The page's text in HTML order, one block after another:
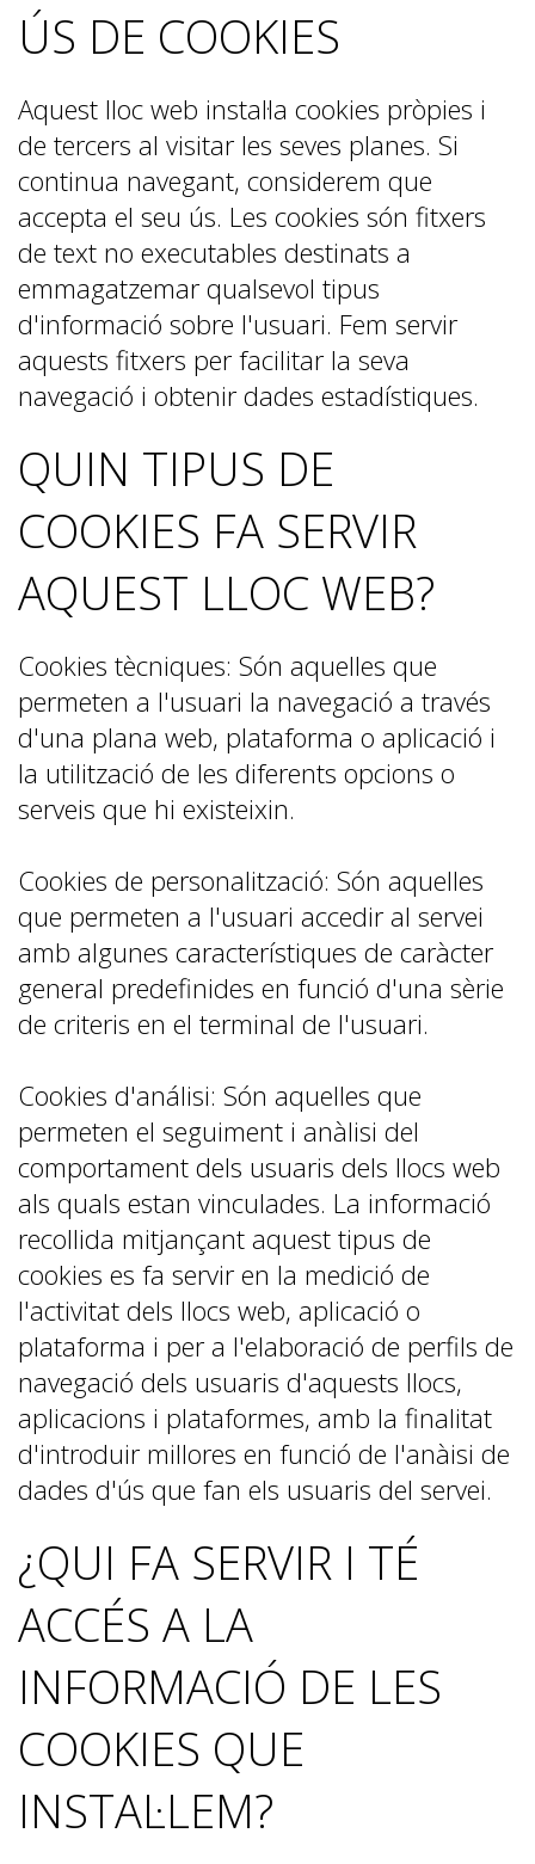
ÚS DE COOKIES
Aquest lloc web instal·la cookies pròpies i
de tercers al visitar les seves planes. Si
continua navegant, considerem que
accepta el seu ús. Les cookies són fitxers
de text no executables destinats a
emmagatzemar qualsevol tipus
d'informació sobre l'usuari. Fem servir
aquests fitxers per facilitar la seva
navegació i obtenir dades estadístiques.
QUIN TIPUS DE
COOKIES FA SERVIR
AQUEST LLOC WEB?
Cookies tècniques: Són aquelles que
permeten a l'usuari la navegació a través
d'una plana web, plataforma o aplicació i
la utilització de les diferents opcions o
serveis que hi existeixin.
Cookies de personalització: Són aquelles
que permeten a l'usuari accedir al servei
amb algunes característiques de caràcter
general predefinides en funció d'una sèrie
de criteris en el terminal de l'usuari.
Cookies d'análisi: Són aquelles que
permeten el seguiment i anàlisi del
comportament dels usuaris dels llocs web
als quals estan vinculades. La informació
recollida mitjançant aquest tipus de
cookies es fa servir en la medició de
l'activitat dels llocs web, aplicació o
plataforma i per a l'elaboració de perfils de
navegació dels usuaris d'aquests llocs,
aplicacions i plataformes, amb la finalitat
d'introduir millores en funció de l'anàisi de
dades d'ús que fan els usuaris del servei.
¿QUI FA SERVIR I TÉ
ACCÉS A LA
INFORMACIÓ DE LES
COOKIES QUE
INSTAL·LEM?